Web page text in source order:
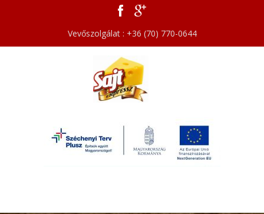
Vevőszolgálat : +36 (70) 770-0644